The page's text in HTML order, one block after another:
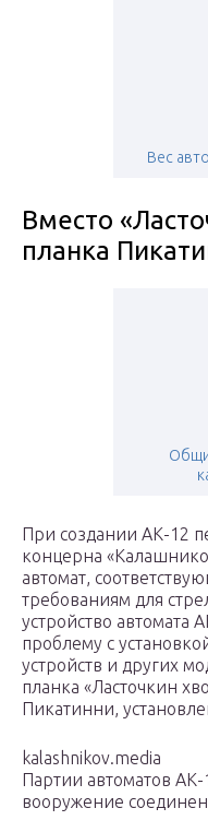
Вес
Вместо
планка
При создании АК-12
концерна
автомат,
требованиям для
устройство автомата
проблему с
устройств и других
планка «Ласточкин
Пикатинни,
kalashnikov.media
Партии автоматов
вооружение